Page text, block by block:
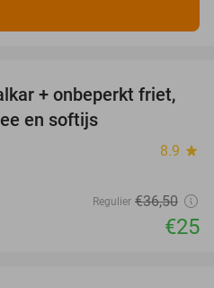
32%
+ onbeperkt friet,
en softijs
8.9 star
Regulier €36,50
€25